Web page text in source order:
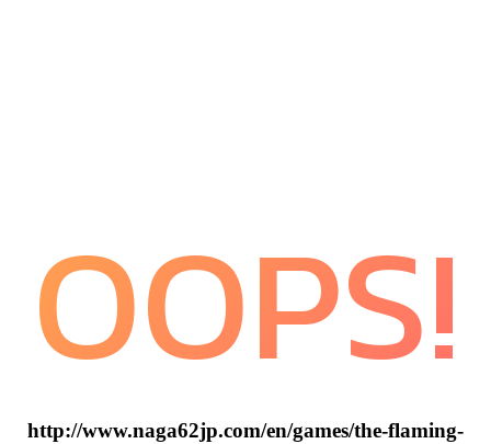
OOPS!
http://www.naga62jp.com/en/games/the-flaming-